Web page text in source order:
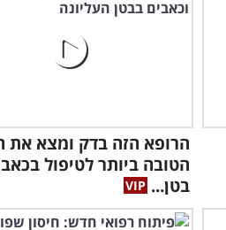
הרופא הזה בדק ומצא את
הטובה ביותר לטיפול
בטן...